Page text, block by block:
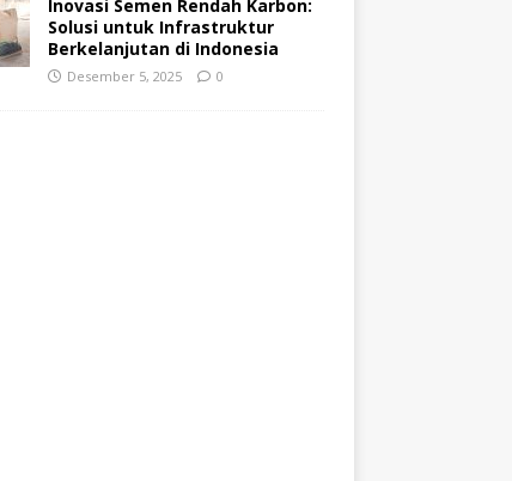
Inovasi Semen Rendah Karbon:
Solusi untuk Infrastruktur
Berkelanjutan di Indonesia
Desember 5, 2025 0